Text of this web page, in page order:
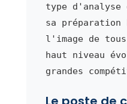
type d'analyse
sa préparation
l'image de
haut niveau
grandes